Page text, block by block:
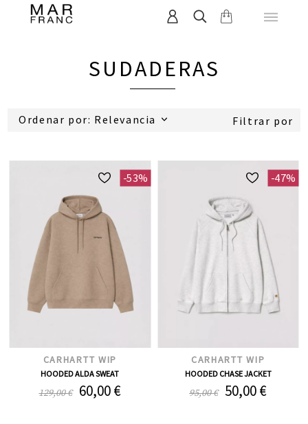
SUDADERAS
Ordenar por: Relevancia Filtrar por
-53%
CARHARTT WIP
HOODED ALDA SWEAT
129,00 € 60,00 €
-47%
CARHARTT WIP
HOODED CHASE JACKET
95,00 € 50,00 €